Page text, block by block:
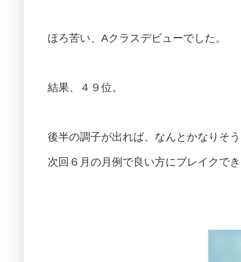
ほろ苦い、Aクラスデビューでした。
結果、４９位。
後半の調子が出れば、なんとかなりそ
次回６月の月例で良い方にブレイクで